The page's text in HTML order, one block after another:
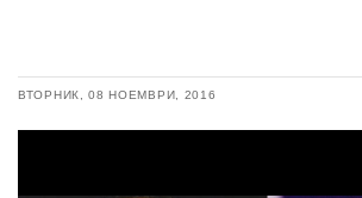
ВТОРНИК, 08 НОЕМВРИ, 2016